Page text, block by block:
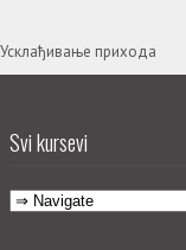
Усклађивање прихода
Svi kursevi